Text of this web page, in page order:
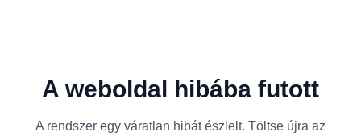
A weboldal hibába futott
A rendszer egy váratlan hibát észlelt. Töltse újra az